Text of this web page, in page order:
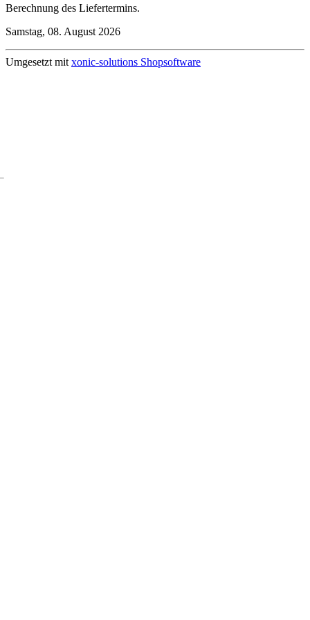
Berechnung des Liefertermins.
Samstag, 08. August 2026
Umgesetzt mit xonic-solutions Shopsoftware